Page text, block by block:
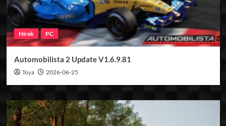
Hírek PC
Automobilista 2 Update V1.6.9.81
Toya 2026-06-25